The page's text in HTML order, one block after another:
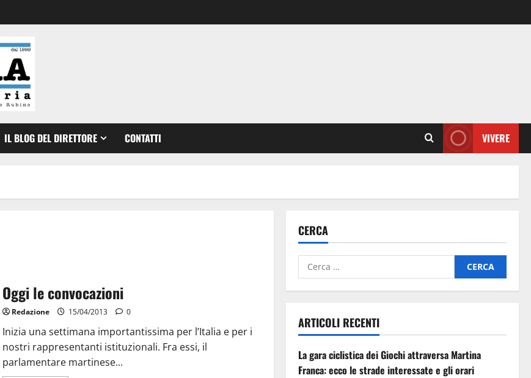
IL BLOG DEL DIRETTORE CONTATTI VIVERE
Oggi le convocazioni
Redazione 15/04/2013 0
Inizia una settimana importantissima per l’Italia e per i
nostri rappresentanti istituzionali. Fra essi, il
parlamentare martinese...
CERCA
ARTICOLI RECENTI
La gara ciclistica dei Giochi attraversa Martina
Franca: ecco le strade interessate e gli orari